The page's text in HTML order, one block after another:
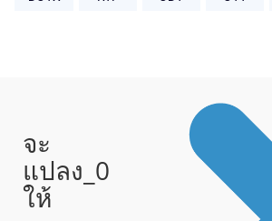
จะ
แปลง_0
ให้